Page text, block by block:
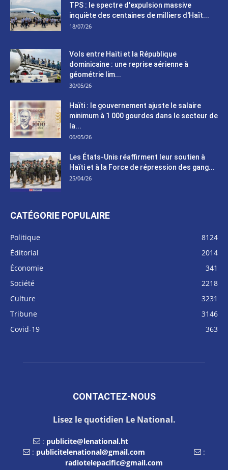
TPS : le spectre d'expulsion massive
inquiète des centaines de milliers d'Haït...
18/07/26
Vols entre Haïti et la République
dominicaine : une reprise aérienne à
géométrie lim...
30/05/26
Haïti : le gouvernement ajuste le salaire
minimum à 1 000 gourdes dans le secteur de
la...
06/05/26
Les États-Unis réaffirment leur soutien à
Haïti et à la Force de répression des gang...
25/04/26
CATÉGORIE POPULAIRE
Politique
8124
Éditorial
2014
Économie
341
Société
2218
Culture
3231
Tribune
3146
Covid-19
363
CONTACTEZ-NOUS
Lisez le quotidien Le National.
: publicite@lenational.ht
: publicitelenational@gmail.com
:
radiotelepacific@gmail.com